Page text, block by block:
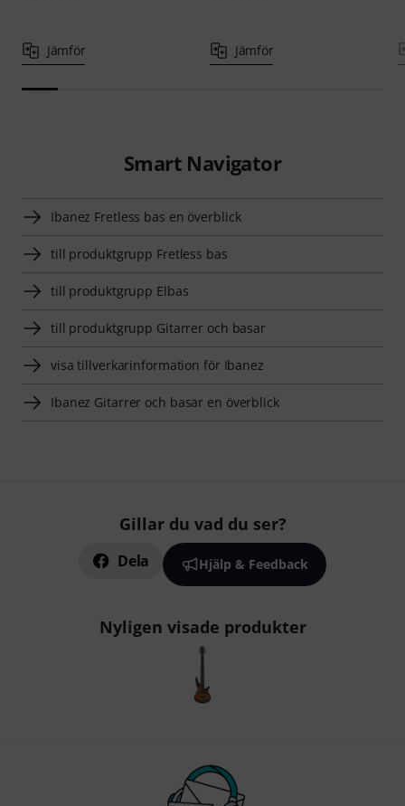
Jämför Jämför
Smart Navigator
Ibanez Fretless bas en överblick
till produktgrupp Fretless bas
till produktgrupp Elbas
till produktgrupp Gitarrer och basar
visa tillverkarinformation för Ibanez
Ibanez Gitarrer och basar en överblick
Gillar du vad du ser?
Dela Hjälp & Feedback
Nyligen visade produkter